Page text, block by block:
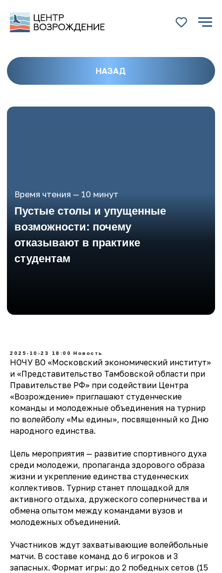
2025-10-23 18:00 Новость
НОЧУ ВО «Московский экономический институт»
и «Представительство Тамбовской области при
Правительстве РФ» при содействии Центра
«Возрождение» приглашают студенческие
команды и молодежные объединения на турнир
по волейболу «Мы едины», посвященный ко Дню
народного единства.
Цель мероприятия — развитие спортивного духа
среди молодежи, пропаганда здорового образа
жизни и укрепление единства студенческих
коллективов. Турнир станет площадкой для
активного отдыха, дружеского соперничества и
обмена опытом между командами вузов и
молодежных объединений.
Участников ждут захватывающие волейбольные
матчи. В составе команд до 6 игроков и 3
запасных. Формат игры: до 2 победных сетов (15